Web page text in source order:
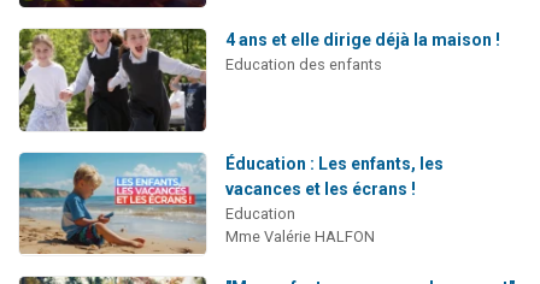
4 ans et elle dirige déjà la maison !
Education des enfants
Éducation : Les enfants, les
vacances et les écrans !
Education
Mme Valérie HALFON